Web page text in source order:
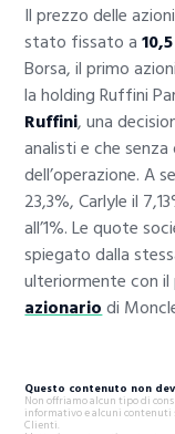
Il prezzo delle
stato fissato a
Borsa, il primo
la holding Ruffini
Ruffini, una
analisti e che
dell’operazione. A
23,3%, Carlyle il
all’1%. Le quote
spiegato dalla
ulteriormente con
azionariodi
Questo contenuto non
Non offriamo alcun tipo di
informativo e alcuni
Clienti.